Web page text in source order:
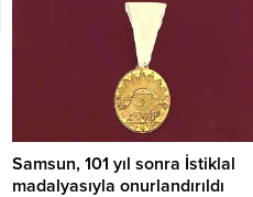
Gürcistan Cumhurbaşkanı Mikheil
Kavelashvili ile ortak basın
toplantısı düzenledi. Türkiye ile
Gürcistan’ın komşu olmalarının
ötesinde derin tarihî, kültürel ve
beşeri bağlarla birbirine bağlı iki
stratejik ortak olduğunu
belirten Cumhurbaşkanı Erdoğan,
“Doğu ile batıyı birbirine bağlayan
Samsun, 101 yıl sonra İstiklal
madalyasıyla onurlandırıldı